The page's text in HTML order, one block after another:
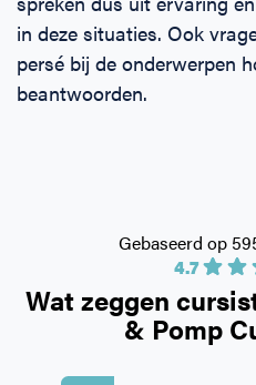
in deze situaties. Ook
persé bij de onderwerpen
beantwoorden.
Wat zeggen
& Pomp
4.7
Gebaseerd op